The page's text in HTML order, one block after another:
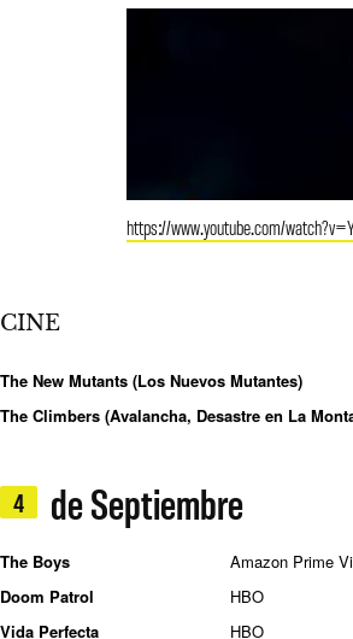
https://www.youtube.com/
CINE
The New Mutants (Los Nuevos Mutantes)
The Climbers (Avalancha, Desastre en La
4 de Septiembre
The Boys Amazon Prime
Doom Patrol
HBO
Vida Perfecta
HBO